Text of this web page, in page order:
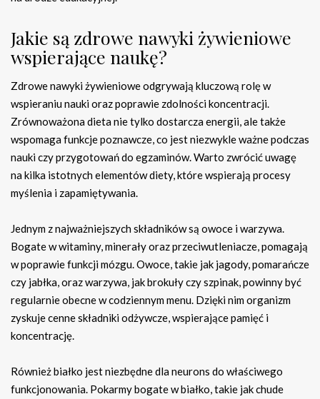
Jakie są zdrowe nawyki żywieniowe
wspierające naukę?
Zdrowe nawyki żywieniowe odgrywają kluczową rolę w
wspieraniu nauki oraz poprawie zdolności koncentracji.
Zrównoważona dieta nie tylko dostarcza energii, ale także
wspomaga funkcje poznawcze, co jest niezwykle ważne podczas
nauki czy przygotowań do egzaminów. Warto zwrócić uwagę
na kilka istotnych elementów diety, które wspierają procesy
myślenia i zapamiętywania.
Jednym z najważniejszych składników są owoce i warzywa.
Bogate w witaminy, minerały oraz przeciwutleniacze, pomagają
w poprawie funkcji mózgu. Owoce, takie jak jagody, pomarańcze
czy jabłka, oraz warzywa, jak brokuły czy szpinak, powinny być
regularnie obecne w codziennym menu. Dzięki nim organizm
zyskuje cenne składniki odżywcze, wspierające pamięć i
koncentrację.
Również białko jest niezbędne dla neurons do właściwego
funkcjonowania. Pokarmy bogate w białko, takie jak chude